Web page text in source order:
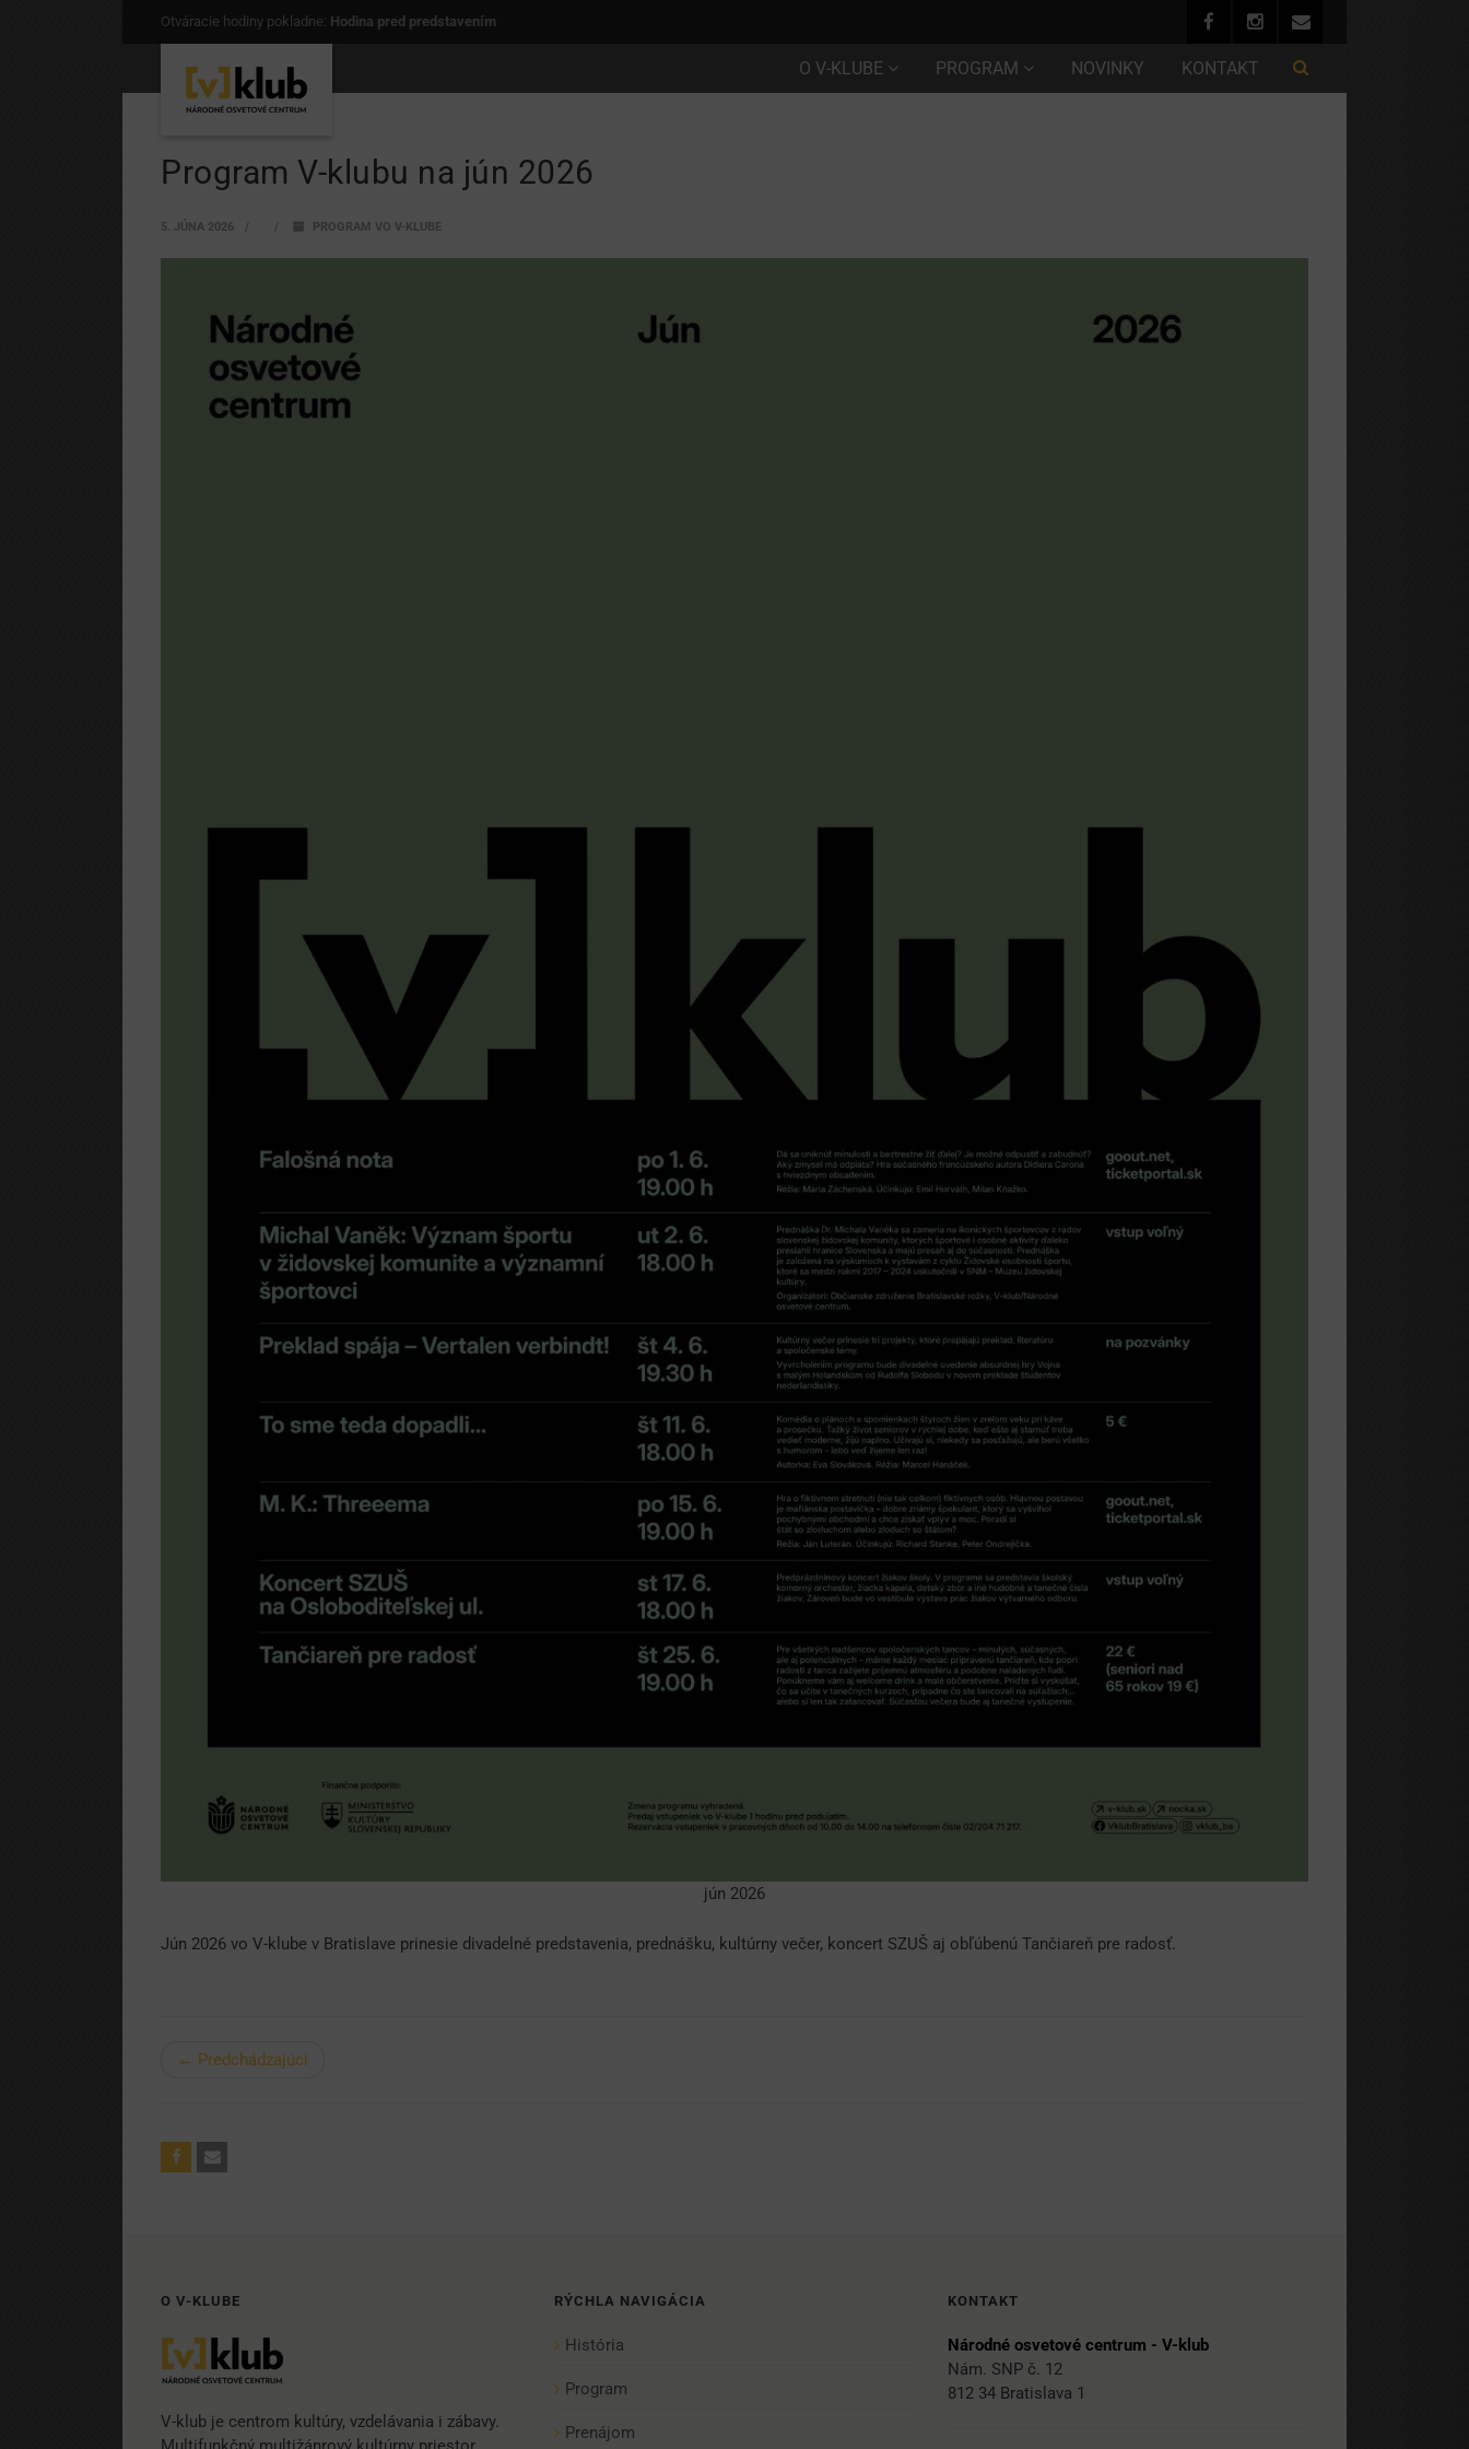
Otváracie hodiny pokladne: Hodina pred predstavením
O V-KLUBE PROGRAM NOVINKY KONTAKT
Program V-klubu na jún 2026
5. JÚNA 2026 PROGRAM VO V-KLUBE
jún 2026
Jún 2026 vo V-klube v Bratislave prinesie divadelné predstavenia, prednášku, kultúrny večer, koncert SZUŠ aj obľúbenú Tančiareň pre radosť.
← Predchádzajúci
O V-KLUBE
V-klub je centrom kultúry, vzdelávania i zábavy.
RÝCHLA NAVIGÁCIA
História
Program
Prenájom
KONTAKT
Národné osvetové centrum - V-klub
Nám. SNP č. 12
812 34 Bratislava 1